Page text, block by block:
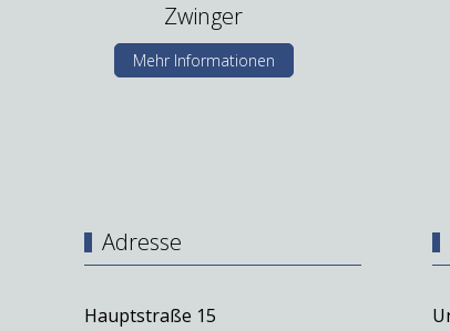
Zwinger
Mehr Informationen
Adresse
Hauptstraße 15